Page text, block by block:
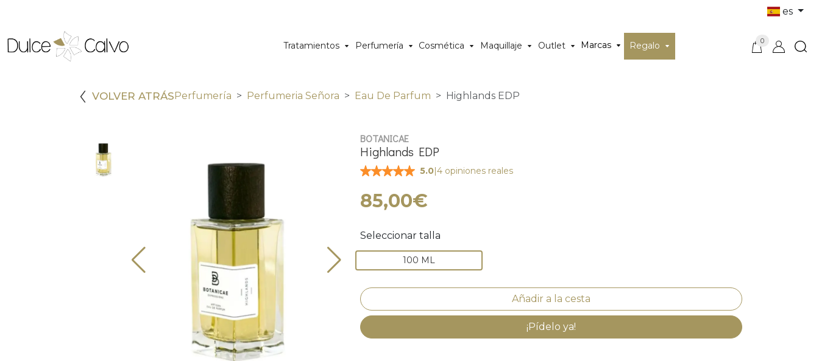
es
Tratamientos Perfumería Cosmética Maquillaje Outlet Marcas Regalo 0
VOLVER ATRÁSPerfumería Perfumeria Señora Eau De Parfum Highlands EDP
BOTANICAE
Highlands EDP
5.0|4 opiniones reales
85,00€
Seleccionar talla
100 ML
¡Pídelo ya!